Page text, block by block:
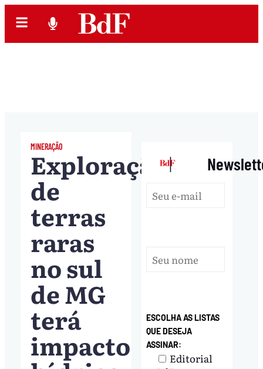
MINERAÇÃO
Exploração
de
terras
raras
no sul
de MG
terá
impacto
|
ESCOLHA AS LISTAS
QUE DESEJA
ASSINAR:
Editorial